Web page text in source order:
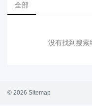
全部
没有找到搜索
© 2026 Sitemap